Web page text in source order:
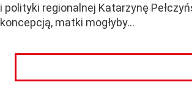
i polityki regionalnej Katarzynę
koncepcją, matki mogłyby...